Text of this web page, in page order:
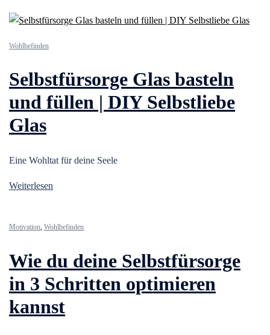
Wohlbefinden
Selbstfürsorge Glas basteln
und füllen | DIY Selbstliebe
Glas
Eine Wohltat für deine Seele
Weiterlesen
Motivation, Wohlbefinden
Wie du deine Selbstfürsorge
in 3 Schritten optimieren
kannst